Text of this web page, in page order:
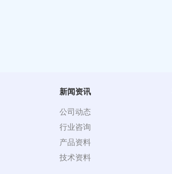
新闻资讯
公司动态
行业咨询
产品资料
技术资料